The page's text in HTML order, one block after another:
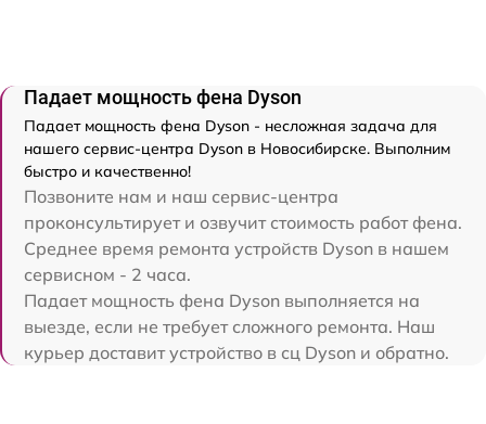
Падает мощность фена Dyson
Падает мощность фена Dyson - несложная задача для
нашего сервис-центра Dyson в Новосибирске. Выполним
быстро и качественно!
Позвоните нам и наш сервис-центра
проконсультирует и озвучит стоимость работ фена.
Среднее время ремонта устройств Dyson в нашем
сервисном - 2 часа.
Падает мощность фена Dyson выполняется на
выезде, если не требует сложного ремонта. Наш
курьер доставит устройство в сц Dyson и обратно.